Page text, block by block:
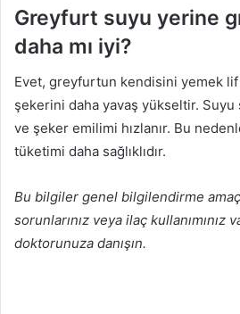
Greyfurt suyu yerine
daha mı iyi?
Evet, greyfurtun kendisini yemek
şekerini daha yavaş yükseltir. Suyu
ve şeker emilimi hızlanır. Bu
tüketimi daha sağlıklıdır.
Bu bilgiler genel bilgilendirme
sorunlarınız veya ilaç kullanımınız
doktorunuza danışın.